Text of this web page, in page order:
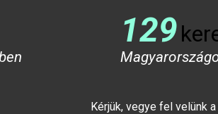
129
Kérjük, vegye fel velünk